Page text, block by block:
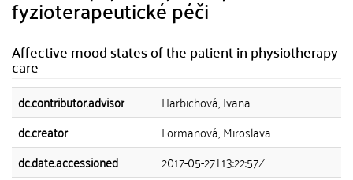
fyzioterapeutické péči
Affective mood states of the patient in physiotherapy
care
dc.contributor.advisor
Harbichová, Ivana
dc.creator
Formanová, Miroslava
dc.date.accessioned
2017-05-27T13:22:57Z